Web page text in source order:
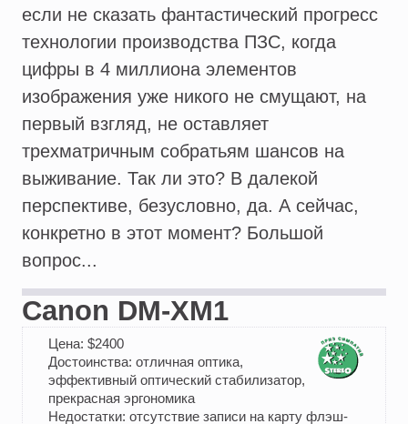
если не сказать фантастический прогресс
технологии производства ПЗС, когда
цифры в 4 миллиона элементов
изображения уже никого не смущают, на
первый взгляд, не оставляет
трехматричным собратьям шансов на
выживание. Так ли это? В далекой
перспективе, безусловно, да. А сейчас,
конкретно в этот момент? Большой
вопрос...
Canon DM-XM1
Цена: $2400
Достоинства: отличная оптика,
эффективный оптический стабилизатор,
прекрасная эргономика
Недостатки: отсутствие записи на карту флэш-